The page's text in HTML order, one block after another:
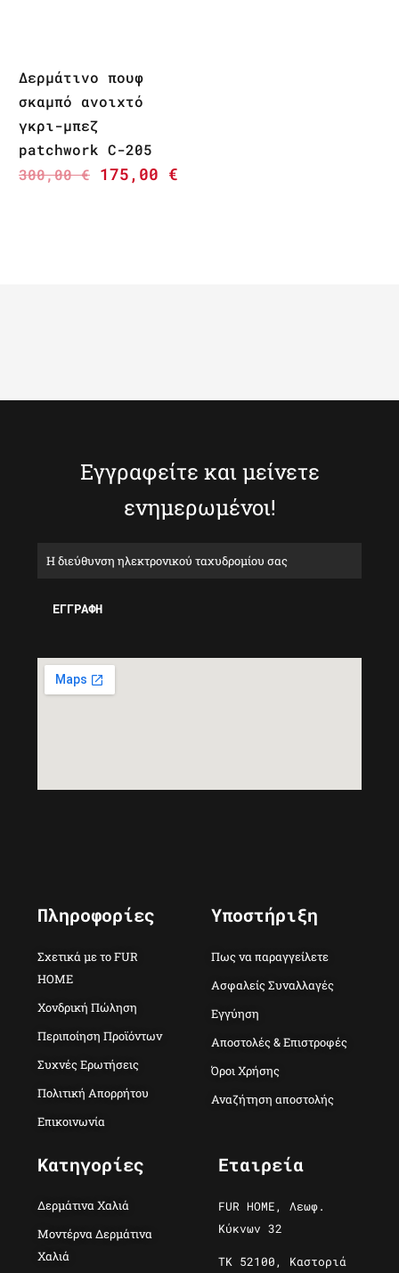
Δερμάτινο πουφ
σκαμπό ανοιχτό
γκρι-μπεζ
patchwork C-205
300,00€ 175,00 €
Εγγραφείτε και μείνετε
ενημερωμένοι!
Πληροφορίες
Σχετικά με το FUR
HOME
Χονδρική Πώληση
Περιποίηση Προϊόντων
Συχνές Ερωτήσεις
Πολιτική Απορρήτου
Επικοινωνία
Υποστήριξη
Πως να παραγγείλετε
Ασφαλείς Συναλλαγές
Εγγύηση
Αποστολές & Επιστροφές
Όροι Χρήσης
Αναζήτηση αποστολής
Κατηγορίες
Δερμάτινα Χαλιά
Μοντέρνα Δερμάτινα
Χαλιά
Εταιρεία
FUR HOME, Λεωφ.
Κύκνων 32
ΤΚ 52100, Καστοριά